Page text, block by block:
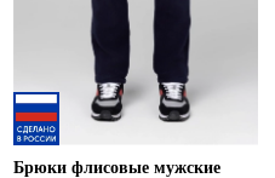
Ханты-Мансийский автономный округ (3)
Челябинская область (2)
Ямало-Ненецкий автономный округ (1)
Ярославская область (1)
Брюки флисовые мужские